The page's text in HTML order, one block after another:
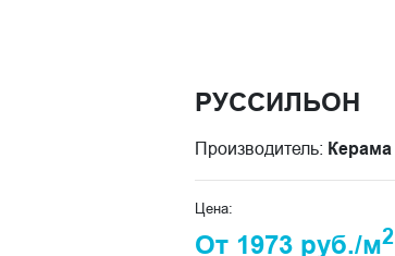
РУССИЛЬОН
Производитель:
Цена:
От 1973 руб./м2